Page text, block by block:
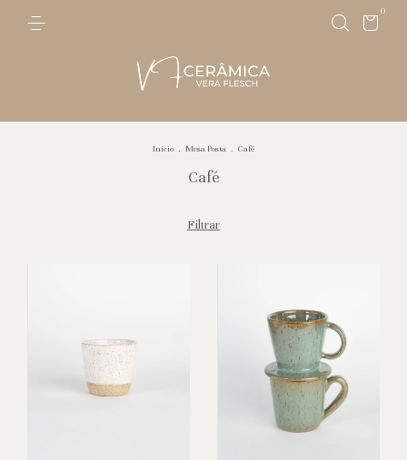
0
Início . Mesa Posta . Café
Café
Filtrar